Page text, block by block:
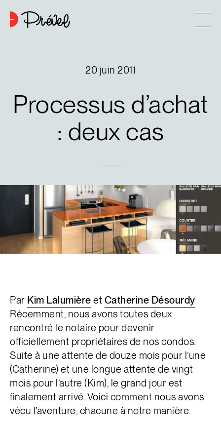
Projets
6
Astuces d’achat
Nouvelles
20 juin 2011
Processus d’achat
: deux cas
Par Kim Lalumière et Catherine Désourdy
Récemment, nous avons toutes deux
rencontré le notaire pour devenir
officiellement propriétaires de nos condos.
Suite à une attente de douze mois pour l’une
(Catherine) et une longue attente de vingt
mois pour l’autre (Kim), le grand jour est
finalement arrivé. Voici comment nous avons
vécu l’aventure, chacune à notre manière.